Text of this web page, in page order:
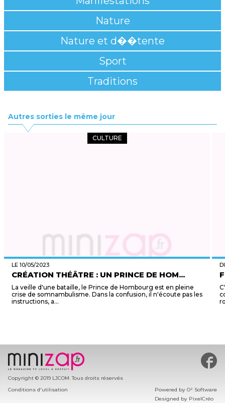
Nature
Nature et d��tente
Sport
Traditions
Autres sorties le même jour
CULTURE
LE 10/05/2023
CRÉATION THÉÂTRE : UN PRINCE DE HOM...
La veille d'une bataille, le Prince de Hombourg est en pleine
crise de somnambulisme. Dans la confusion, il n'écoute pas les
instructions, a...
Copyright © 2019 LJCOM. Tous droits réservés
Conditions d'utilisation
Powered by O² Software
Designed by PixelCréo